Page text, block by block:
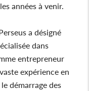
années à venir.
a désigné
dans
entrepreneur
expérience en
démarrage des